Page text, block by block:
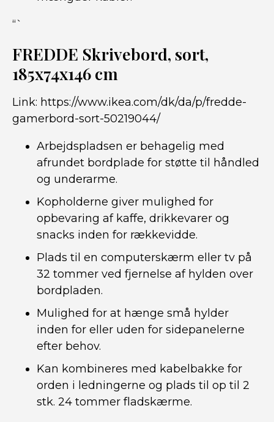
“`
FREDDE Skrivebord, sort,
185x74x146 cm
Link: https://www.ikea.com/dk/da/p/fredde-
gamerbord-sort-50219044/
Arbejdspladsen er behagelig med
afrundet bordplade for støtte til håndled
og underarme.
Kopholderne giver mulighed for
opbevaring af kaffe, drikkevarer og
snacks inden for rækkevidde.
Plads til en computerskærm eller tv på
32 tommer ved fjernelse af hylden over
bordpladen.
Mulighed for at hænge små hylder
inden for eller uden for sidepanelerne
efter behov.
Kan kombineres med kabelbakke for
orden i ledningerne og plads til op til 2
stk. 24 tommer fladskærme.